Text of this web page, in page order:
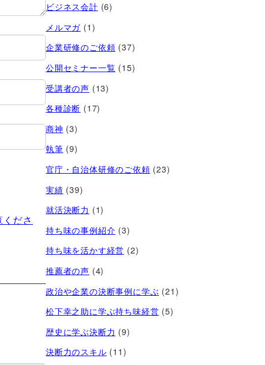
ださ
ビジネス会計 (6)
メルマガ (1)
企業研修のご依頼 (37)
公開セミナー一覧 (15)
受講者の声 (13)
各種診断 (17)
商神 (3)
執筆 (9)
官庁・自治体研修のご依頼 (23)
実績 (39)
就活決断力 (1)
持ち味の事例紹介 (3)
持ち味を活かす経営​ (2)
推薦者の声 (4)
政治や企業の決断事例に学ぶ (21)
松下幸之助に学ぶ持ち味経営 (5)
歴史に学ぶ決断力 (9)
決断力のスキル (11)